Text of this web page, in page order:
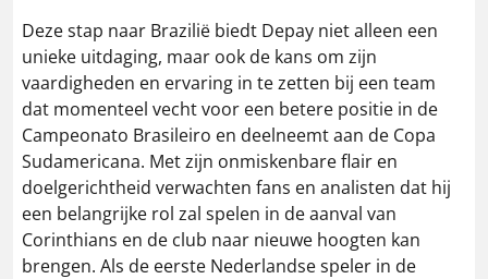
Deze stap naar Brazilië biedt Depay niet alleen een
unieke uitdaging, maar ook de kans om zijn
vaardigheden en ervaring in te zetten bij een team
dat momenteel vecht voor een betere positie in de
Campeonato Brasileiro en deelneemt aan de Copa
Sudamericana. Met zijn onmiskenbare flair en
doelgerichtheid verwachten fans en analisten dat hij
een belangrijke rol zal spelen in de aanval van
Corinthians en de club naar nieuwe hoogten kan
brengen. Als de eerste Nederlandse speler in de